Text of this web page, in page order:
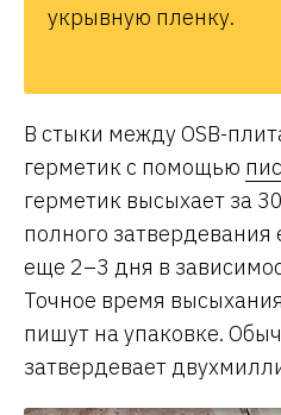
укрывную пленку.
В стыки между OSB-
герметик с помощью
герметик высыхает за
полного затвердевания
еще 2–3 дня в
Точное время
пишут на упаковке.
затвердевает